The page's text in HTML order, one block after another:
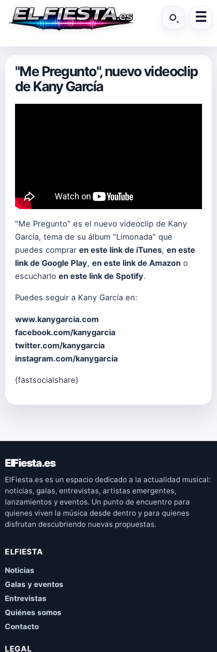
"Me Pregunto", nuevo videoclip
de Kany García
"Me Pregunto" es el nuevo videoclip de Kany
García, tema de su álbum "Limonada" que
puedes comprar en este link de iTunes, en este
link de Google Play, en este link de Amazon o
escucharlo en este link de Spotify.
Puedes seguir a Kany García en:
www.kanygarcia.com
facebook.com/kanygarcia
twitter.com/kanygarcia
instagram.com/kanygarcia
{fastsocialshare}
ElFiesta.es
ElFiesta.es es un espacio dedicado a la actualidad musical:
noticias, galas, entrevistas, artistas emergentes,
lanzamientos y eventos. Un punto de encuentro para
quienes viven la música desde dentro y para quienes
disfrutan descubriendo nuevas propuestas.
ELFIESTA
Noticias
Galas y eventos
Entrevistas
Quiénes somos
Contacto
LEGAL